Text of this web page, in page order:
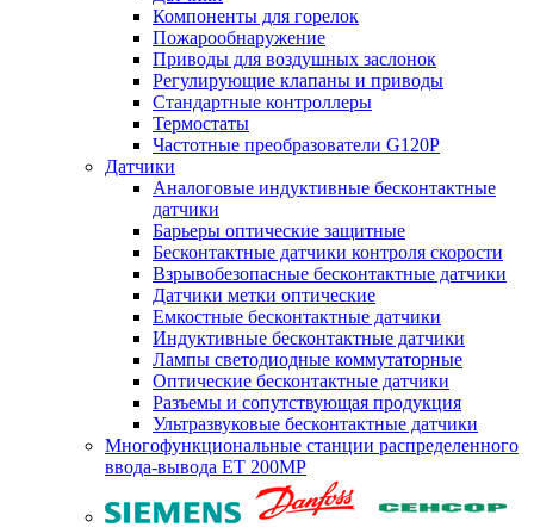
Компоненты для горелок
Пожарообнаружение
Приводы для воздушных заслонок
Регулирующие клапаны и приводы
Стандартные контроллеры
Термостаты
Частотные преобразователи G120P
Датчики
Аналоговые индуктивные бесконтактные
датчики
Барьеры оптические защитные
Бесконтактные датчики контроля скорости
Взрывобезопасные бесконтактные датчики
Датчики метки оптические
Емкостные бесконтактные датчики
Индуктивные бесконтактные датчики
Лампы светодиодные коммутаторные
Оптические бесконтактные датчики
Разъемы и сопутствующая продукция
Ультразвуковые бесконтактные датчики
Многофункциональные станции распределенного
ввода-вывода ET 200MP